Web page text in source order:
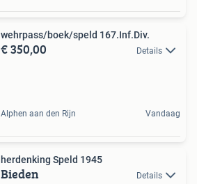
wehrpass/boek/speld 167.Inf.Div.
€ 350,00 Details
Alphen aan den Rijn Vandaag
herdenking Speld 1945
Bieden Details